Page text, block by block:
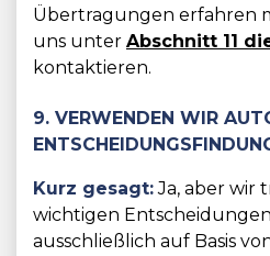
Übertragungen erfahren
uns unter Abschnitt 11
kontaktieren.
9. VERWENDEN WIR
Kurz gesagt:Ja, aber wir
wichtigen
ausschließlich auf Basis